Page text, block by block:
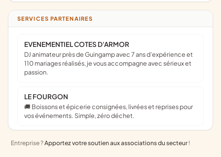
SERVICES PARTENAIRES
EVENEMENTIEL COTES D'ARMOR
DJ animateur près de Guingamp avec 7 ans d’expérience et
110 mariages réalisés, je vous accompagne avec sérieux et
passion.
LE FOURGON
🚚 Boissons et épicerie consignées, livrées et reprises pour
vos événements. Simple, zéro déchet.
Entreprise ?Apportez votre soutien aux associations du secteur !